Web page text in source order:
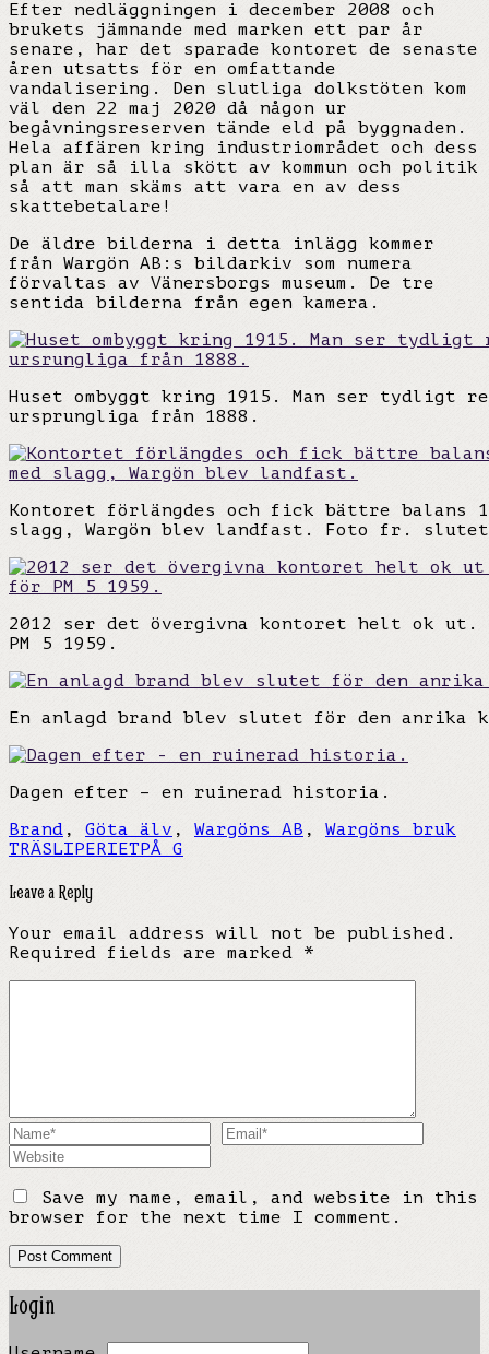
Efter nedläggningen i december 2008 och
brukets jämnande med marken ett par år
senare, har det sparade kontoret de senaste
åren utsatts för en omfattande
vandalisering. Den slutliga dolkstöten kom
väl den 22 maj 2020 då någon ur
begåvningsreserven tände eld på byggnaden.
Hela affären kring industriområdet och dess
plan är så illa skött av kommun och politik
så att man skäms att vara en av dess
skattebetalare!
De äldre bilderna i detta inlägg kommer
från Wargön AB:s bildarkiv som numera
förvaltas av Vänersborgs museum. De tre
sentida bilderna från egen kamera.
Huset ombyggt kring 1915. Man ser tydligt
ursprungliga från 1888.
Kontoret förlängdes och fick bättre balans
slagg, Wargön blev landfast. Foto fr.
2012 ser det övergivna kontoret helt ok ut.
PM 5 1959.
En anlagd brand blev slutet för den anrika
Dagen efter – en ruinerad historia.
Brand , Göta älv , Wargöns AB , Wargöns bruk
TRÄSLIPERIET PÅ G
Leave a Reply
Your email address will not be published.
Required fields are marked *
Save my name, email, and website in this
browser for the next time I comment.
Login